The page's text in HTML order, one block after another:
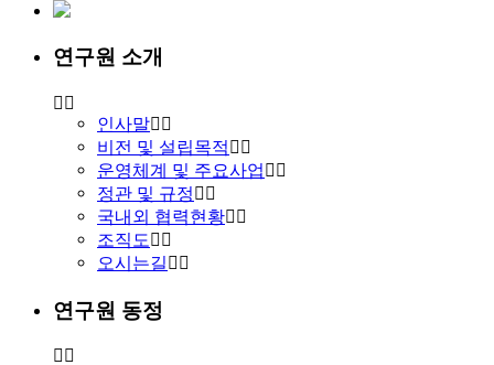
연구원 소개
인사말
비전 및 설립목적
운영체계 및 주요사업
정관 및 규정
국내외 협력현황
조직도
오시는길
연구원 동정